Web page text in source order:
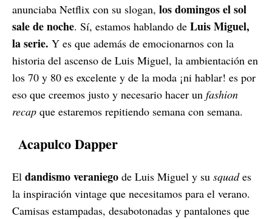
anunciaba Netflix con su slogan, los domingos el sol
sale de noche. Sí, estamos hablando de Luis Miguel,
la serie. Y es que además de emocionarnos con la
historia del ascenso de Luis Miguel, la ambientación en
los 70 y 80 es excelente y de la moda ¡ni hablar! es por
eso que creemos justo y necesario hacer un fashion
recap que estaremos repitiendo semana con semana.
Acapulco Dapper
El dandismo veraniego de Luis Miguel y su squades
la inspiración vintage que necesitamos para el verano.
Camisas estampadas, desabotonadas y pantalones que